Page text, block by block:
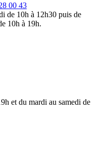
00 43
de 10h à 12h30 puis de
10h à 19h.
et du mardi au samedi de